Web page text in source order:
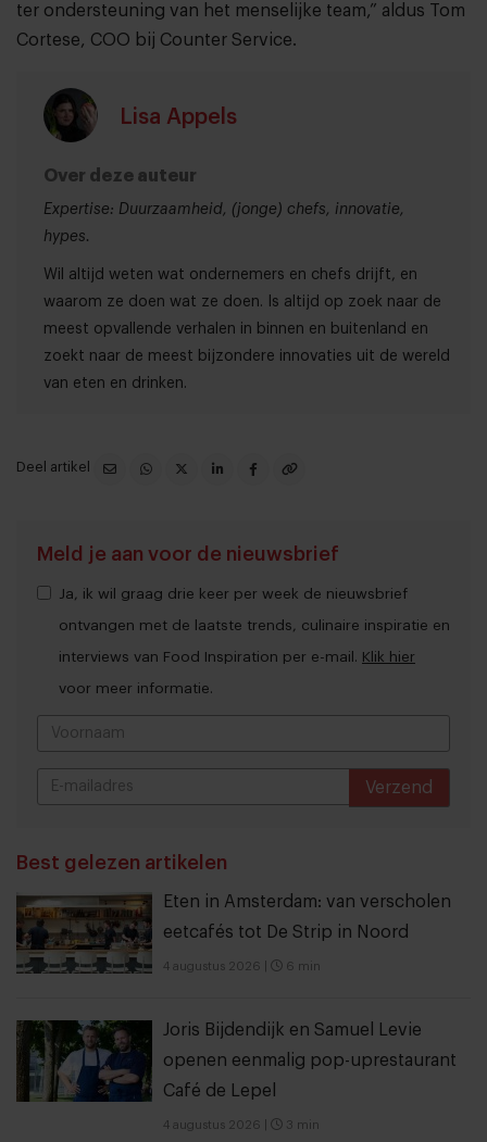
ter ondersteuning van het menselijke team,” aldus Tom
Cortese, COO bij Counter Service.
Lisa Appels
Over deze auteur
Expertise: Duurzaamheid, (jonge) chefs, innovatie,
hypes.
Wil altijd weten wat ondernemers en chefs drijft, en
waarom ze doen wat ze doen. Is altijd op zoek naar de
meest opvallende verhalen in binnen en buitenland en
zoekt naar de meest bijzondere innovaties uit de wereld
van eten en drinken.
Deel artikel
Meld je aan voor de nieuwsbrief
Ja, ik wil graag drie keer per week de nieuwsbrief
ontvangen met de laatste trends, culinaire inspiratie en
interviews van Food Inspiration per e-mail. Klik hier
voor meer informatie.
Verzend
Best gelezen artikelen
Eten in Amsterdam: van verscholen
eetcafés tot De Strip in Noord
4 augustus 2026 6 min
Joris Bijdendijk en Samuel Levie
openen eenmalig pop-uprestaurant
Café de Lepel
4 augustus 2026 3 min